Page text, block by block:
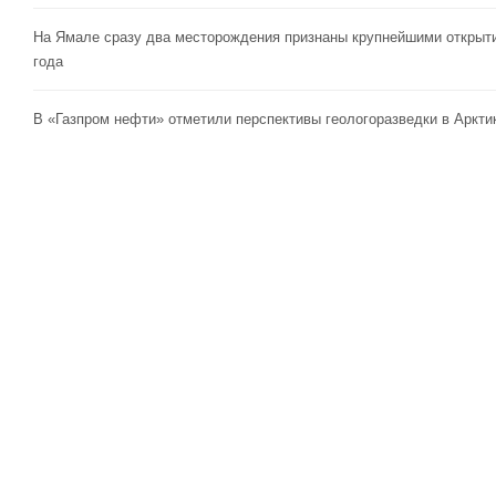
На Ямале сразу два месторождения признаны крупнейшими
года
В «Газпром нефти» отметили перспективы геологоразведки в